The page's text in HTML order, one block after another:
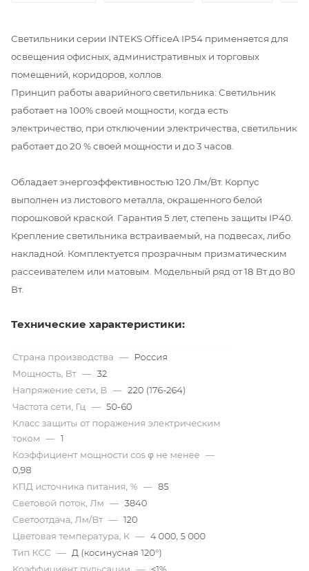
Светильники серии INTEKS OfficeА IP54 применяется для
освещения офисных, административных и торговых
помещений, коридоров, холлов.
Принцип работы аварийного светильника: Светильник
работает на 100% своей мощности, когда есть
электричество, при отключении электричества, светильник
работает до 20 % своей мощности и до 3 часов.
Обладает энергоэффективностью 120 Лм/Вт. Корпус
выполнен из листового металла, окрашенного белой
порошковой краской. Гарантия 5 лет, степень защиты IP40.
Крепление светильника встраиваемый, на подвесах, либо
накладной. Комплектуется прозрачным призматическим
рассеивателем или матовым. Модельный ряд от 18 Вт до 80
Вт.
Технические характеристики: